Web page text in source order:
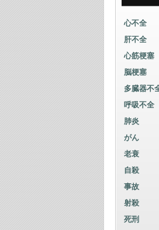
心不全
肝不全
心筋梗塞
脳梗塞
多臓器不
呼吸不全
肺炎
がん
老衰
自殺
事故
射殺
死刑